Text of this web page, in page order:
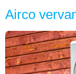
Airco